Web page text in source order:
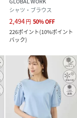
シャツ・ブラウス
2,494円 50%OFF
226ポイント(10%ポイント
バック)